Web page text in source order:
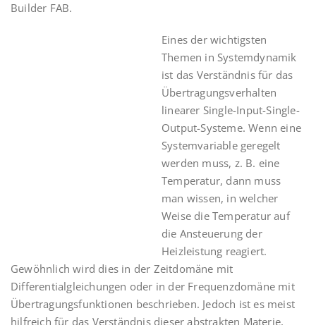
Builder FAB.
Eines der wichtigsten
Themen in Systemdynamik
ist das Verständnis für das
Übertragungsverhalten
linearer Single-Input-Single-
Output-Systeme. Wenn eine
Systemvariable geregelt
werden muss, z. B. eine
Temperatur, dann muss
man wissen, in welcher
Weise die Temperatur auf
die Ansteuerung der
Heizleistung reagiert.
Gewöhnlich wird dies in der Zeitdomäne mit
Differentialgleichungen oder in der Frequenzdomäne mit
Übertragungsfunktionen beschrieben. Jedoch ist es meist
hilfreich für das Verständnis dieser abstrakten Materie,